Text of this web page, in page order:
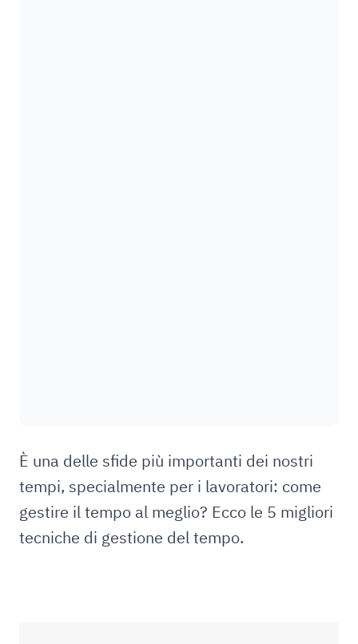
È una delle sfide più importanti dei nostri
tempi, specialmente per i lavoratori: come
gestire il tempo al meglio? Ecco le 5 migliori
tecniche di gestione del tempo.